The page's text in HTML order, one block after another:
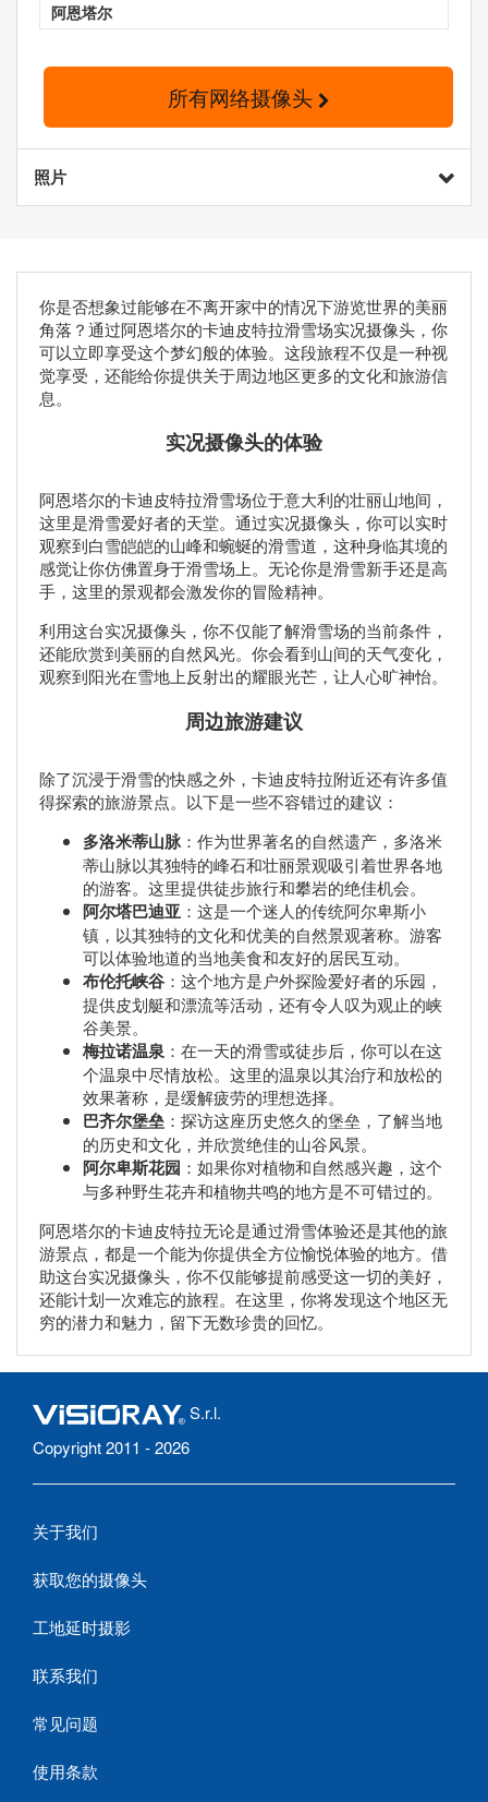
阿恩塔尔
所有网络摄像头
照片
你是否想象过能够在不离开家中的情况下游览世界的美丽
角落？通过阿恩塔尔的卡迪皮特拉滑雪场实况摄像头，你
可以立即享受这个梦幻般的体验。这段旅程不仅是一种视
觉享受，还能给你提供关于周边地区更多的文化和旅游信
息。
实况摄像头的体验
阿恩塔尔的卡迪皮特拉滑雪场位于意大利的壮丽山地间，
这里是滑雪爱好者的天堂。通过实况摄像头，你可以实时
观察到白雪皑皑的山峰和蜿蜒的滑雪道，这种身临其境的
感觉让你仿佛置身于滑雪场上。无论你是滑雪新手还是高
手，这里的景观都会激发你的冒险精神。
利用这台实况摄像头，你不仅能了解滑雪场的当前条件，
还能欣赏到美丽的自然风光。你会看到山间的天气变化，
观察到阳光在雪地上反射出的耀眼光芒，让人心旷神怡。
周边旅游建议
除了沉浸于滑雪的快感之外，卡迪皮特拉附近还有许多值
得探索的旅游景点。以下是一些不容错过的建议：
多洛米蒂山脉 ：作为世界著名的自然遗产，多洛米
蒂山脉以其独特的峰石和壮丽景观吸引着世界各地
的游客。这里提供徒步旅行和攀岩的绝佳机会。
阿尔塔巴迪亚 ：这是一个迷人的传统阿尔卑斯小
镇，以其独特的文化和优美的自然景观著称。游客
可以体验地道的当地美食和友好的居民互动。
布伦托峡谷 ：这个地方是户外探险爱好者的乐园，
提供皮划艇和漂流等活动，还有令人叹为观止的峡
谷美景。
梅拉诺温泉 ：在一天的滑雪或徒步后，你可以在这
个温泉中尽情放松。这里的温泉以其治疗和放松的
效果著称，是缓解疲劳的理想选择。
巴齐尔堡垒 ：探访这座历史悠久的堡垒，了解当地
的历史和文化，并欣赏绝佳的山谷风景。
阿尔卑斯花园 ：如果你对植物和自然感兴趣，这个
与多种野生花卉和植物共鸣的地方是不可错过的。
阿恩塔尔的卡迪皮特拉无论是通过滑雪体验还是其他的旅
游景点，都是一个能为你提供全方位愉悦体验的地方。借
助这台实况摄像头，你不仅能够提前感受这一切的美好，
还能计划一次难忘的旅程。在这里，你将发现这个地区无
穷的潜力和魅力，留下无数珍贵的回忆。
S.r.l.
Copyright 2011 - 2026
关于我们
获取您的摄像头
工地延时摄影
联系我们
常见问题
使用条款